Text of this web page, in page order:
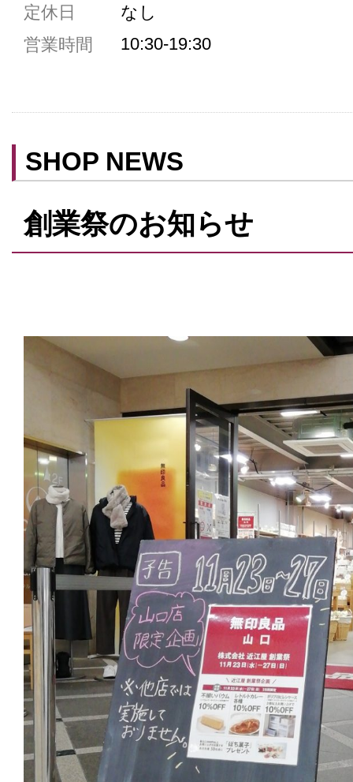
共用トイレ
女性用トイレ
禁煙
予約可
定休日
なし
営業時間
10:30-19:30
SHOP NEWS
創業祭のお知らせ